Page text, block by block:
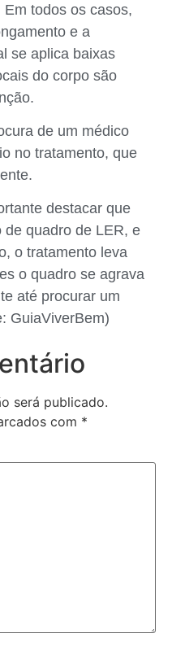
todos os casos,
e a
se aplica baixas
do corpo são
de um médico
no tratamento, que
destacar que
de quadro de LER, e
o tratamento leva
o quadro se agrava
até procurar um
GuiaViverBem)
será publicado.
com *